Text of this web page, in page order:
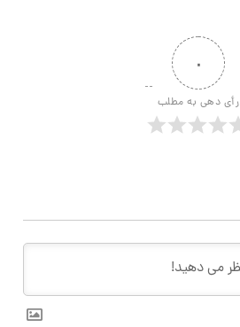
۰
رأی دهی به مطلب